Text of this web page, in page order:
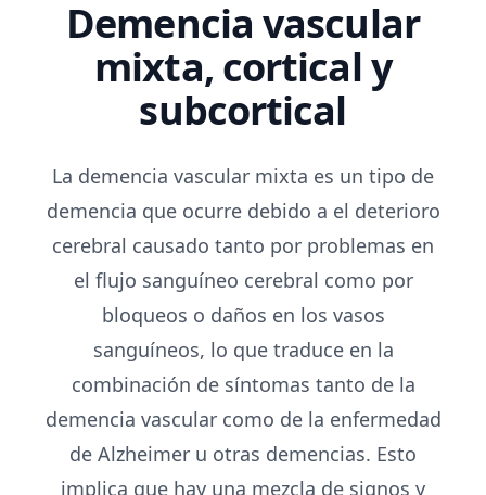
Demencia vascular
mixta, cortical y
subcortical
La demencia vascular mixta es un tipo de
demencia que ocurre debido a el deterioro
cerebral causado tanto por problemas en
el flujo sanguíneo cerebral como por
bloqueos o daños en los vasos
sanguíneos, lo que traduce en la
combinación de síntomas tanto de la
demencia vascular como de la enfermedad
de Alzheimer u otras demencias. Esto
implica que hay una mezcla de signos y